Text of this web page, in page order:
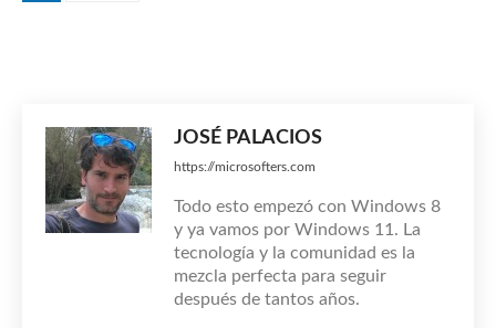
JOSÉ PALACIOS
https://microsofters.com
Todo esto empezó con Windows 8
y ya vamos por Windows 11. La
tecnología y la comunidad es la
mezcla perfecta para seguir
después de tantos años.